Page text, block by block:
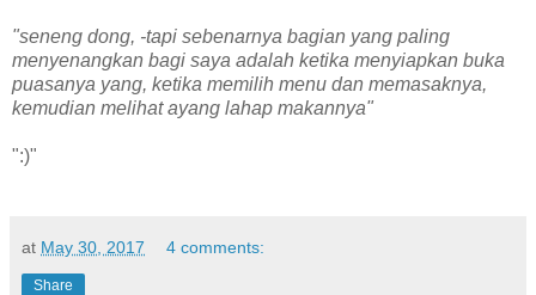
"seneng dong, -tapi sebenarnya bagian yang paling
menyenangkan bagi saya adalah ketika menyiapkan buka
puasanya yang, ketika memilih menu dan memasaknya,
kemudian melihat ayang lahap makannya"
":)"
at May 30, 2017 4 comments:
Share